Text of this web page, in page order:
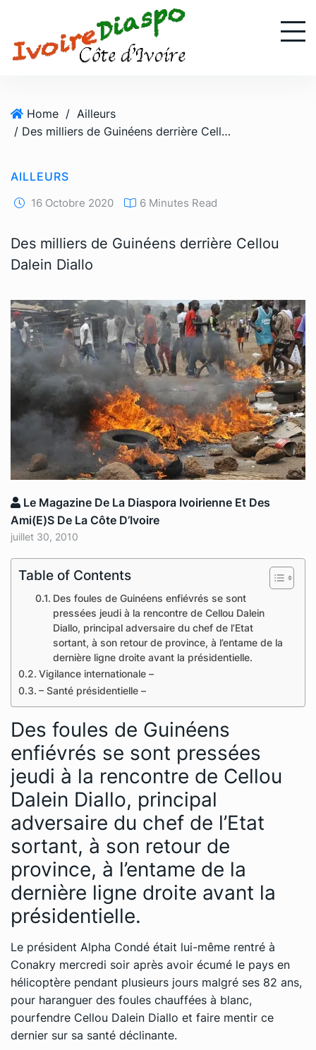
Home / Ailleurs
/ Des milliers de Guinéens derrière Cellou Dalein Diallo
AILLEURS
16 Octobre 2020 6 Minutes Read
Des milliers de Guinéens derrière Cellou
Dalein Diallo
Le Magazine De La Diaspora Ivoirienne Et Des
Ami(e)s De La Côte D’Ivoire
juillet 30, 2010
Table of Contents
Des foules de Guinéens enfiévrés se sont
pressées jeudi à la rencontre de Cellou Dalein
Diallo, principal adversaire du chef de l’Etat
sortant, à son retour de province, à l’entame de la
dernière ligne droite avant la présidentielle.
Vigilance internationale –
– Santé présidentielle –
Des foules de Guinéens
enfiévrés se sont pressées
jeudi à la rencontre de Cellou
Dalein Diallo, principal
adversaire du chef de l’Etat
sortant, à son retour de
province, à l’entame de la
dernière ligne droite avant la
présidentielle.
Le président Alpha Condé était lui-même rentré à
Conakry mercredi soir après avoir écumé le pays en
hélicoptère pendant plusieurs jours malgré ses 82 ans,
pour haranguer des foules chauffées à blanc,
pourfendre Cellou Dalein Diallo et faire mentir ce
dernier sur sa santé déclinante.